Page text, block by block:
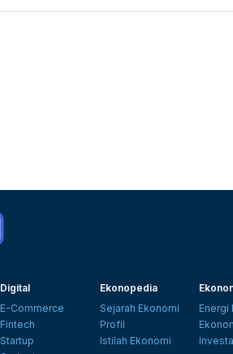
Digital
E-Commerce
Fintech
Startup
Ekonopedia
Sejarah Ekonomi
Profil
Istilah Ekonomi
Energi